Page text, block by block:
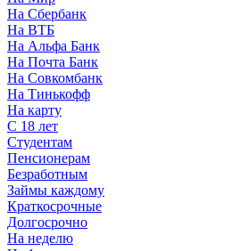
На Сбербанк
На ВТБ
На Альфа Банк
На Почта Банк
На Совкомбанк
На Тинькофф
На карту
С 18 лет
Студентам
Пенсионерам
Безработным
Займы каждому
Краткосрочные
Долгосрочно
На неделю